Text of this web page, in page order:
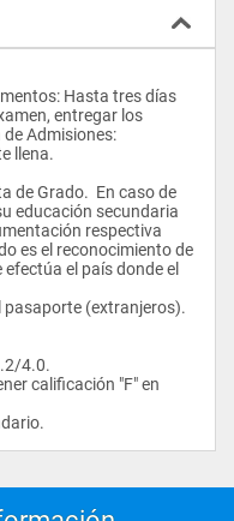
Al ingresar a la USFQ,
tu carrera (=
la semana de registro.
en la oficina del
de especialización
cursos y, en ciertas
una combinación de
la autorización
al Registrador y anunciar
(más información
obtener hasta dos
15 y 21 créditos en
de cada colegio.
humano, la
el
sociales,
entregar los
Admisiones:
llena.
de Grado.  En caso de
educación secundaria
respectiva
es el reconocimiento de
el país donde el
pasaporte (extranjeros).
4.0.
calificación "F" en